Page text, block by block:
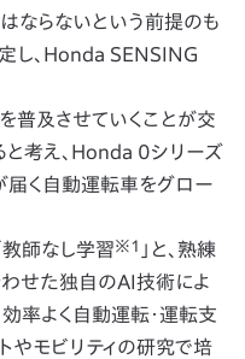
ならないという前提のも
し、Honda SENSING
普及させていくことが交
考え、Honda 0シリーズ
届く自動運転車をグロー
師なし学習※1 」と、熟練
せた独自のAI技術によ
率よく自動運転・運転支
やモビリティの研究で培